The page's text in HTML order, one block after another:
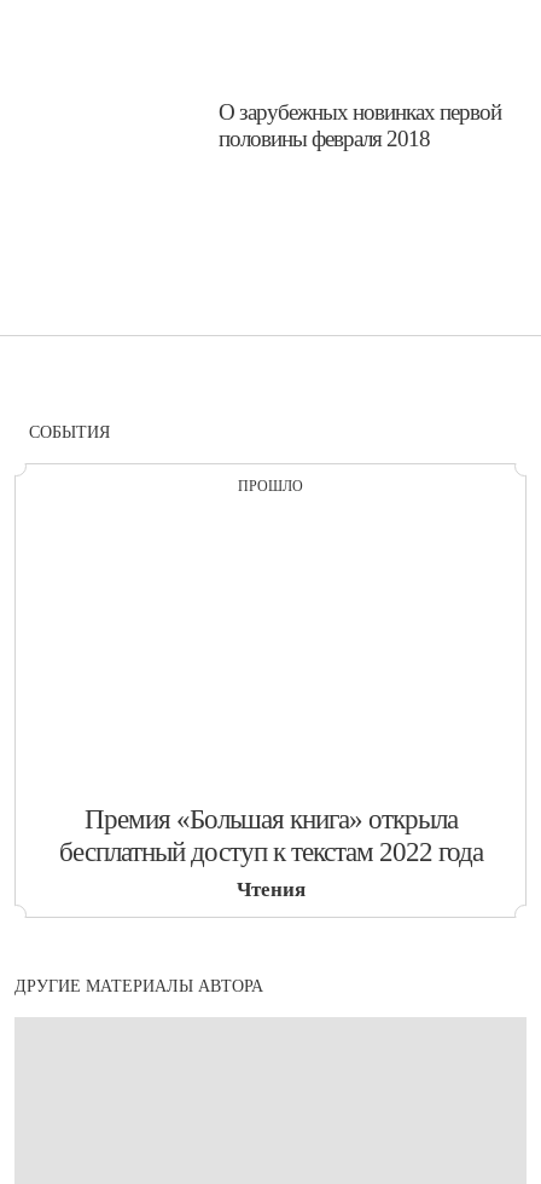
​О зарубежных новинках первой
половины февраля 2018
СОБЫТИЯ
ПРОШЛО
​Премия «Большая книга» открыла
бесплатный доступ к текстам 2022 года
Чтения
ДРУГИЕ МАТЕРИАЛЫ АВТОРА